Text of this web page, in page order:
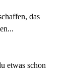
das
etwas schon